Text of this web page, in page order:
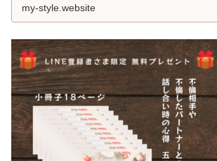
my-style.website